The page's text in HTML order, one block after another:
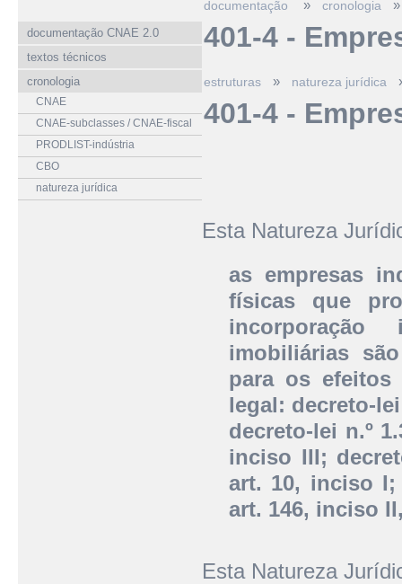
documentação CNAE 2.0
textos técnicos
cronologia
CNAE
CNAE-subclasses / CNAE-fiscal
PRODLIST-indústria
CBO
natureza jurídica
documentação » cronologia »
401-4 -
estruturas » natureza jurídica
401-4 -
Esta Natureza
as empresas
físicas que
incorporação
imobiliárias
para os efeitos
legal: decreto-lei
decreto-lei n.º
inciso III;
art. 10, inciso I;
art. 146, inciso
Esta Natureza